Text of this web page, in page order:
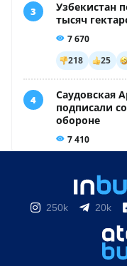
250k 20k